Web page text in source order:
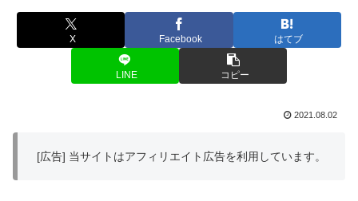
X Facebook はてブ
LINE コピー
2021.08.02
[広告] 当サイトはアフィリエイト広告を利用しています。